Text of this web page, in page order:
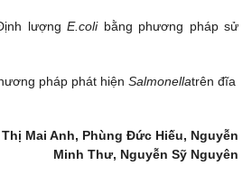
lượngE.colibằng phương pháp sử
pháp phát hiện Salmonellatrên đĩa
Mai Anh, Phùng Đức Hiếu, Nguyễn
Minh Thư, Nguyễn Sỹ Nguyên